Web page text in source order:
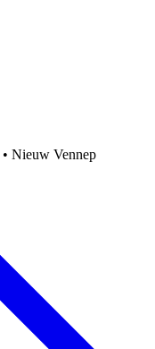
• Nieuw Vennep